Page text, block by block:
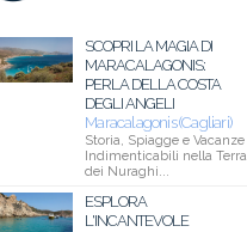
SCOPRI LA MAGIA DI
MARACALAGONIS:
PERLA DELLA COSTA
DEGLI ANGELI
Maracalagonis (Cagliari)
Storia, Spiagge e Vacanze
Indimenticabili nella Terra
dei Nuraghi...
ESPLORA
L'INCANTEVOLE